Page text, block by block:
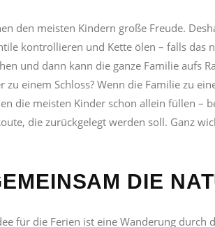
den meisten Kindern große Freude.
kontrollieren und Kette ölen – falls das
und dann kann die ganze Familie aufs
zu einem Schloss? Wenn die Familie zu
die meisten Kinder schon allein füllen –
die zurückgelegt werden soll. Ganz
DIE
für die Ferien ist eine Wanderung durch